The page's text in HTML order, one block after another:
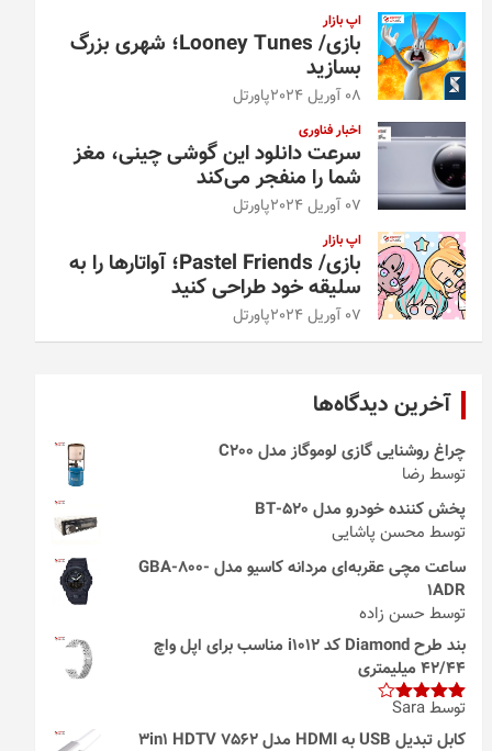
اپ بازار
بازی/ Looney Tunes؛ شهری بزرگ
بسازید
08 آوریل 2024 پاورتل
اخبار فناوری
سرعت دانلود این گوشی چینی، مغز
شما را منفجر می‌کند
07 آوریل 2024 پاورتل
اپ بازار
بازی/ Pastel Friends؛ آواتارها را به
سلیقه خود طراحی کنید
07 آوریل 2024 پاورتل
آخرین دیدگاه‌ها
چراغ روشنایی گازی لوموگاز مدل C200
توسط رضا
پخش کننده خودرو مدل 520-BT
توسط محسن پاشایی
ساعت مچی عقربه‌ای مردانه کاسیو مدل GBA-800-
1ADR
توسط حسن زاده
بند طرح Diamond کد i1012 مناسب برای اپل واچ
42/44 میلیمتری
امتیاز4
از 5
توسط Sara
کابل تبدیل USB به HDMI مدل 3in1 HDTV 7562